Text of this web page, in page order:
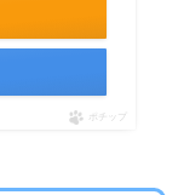
ポチップ